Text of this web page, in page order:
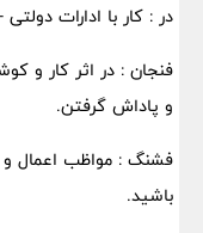
در : کار با ادارات دولتی
فنجان : در اثر کار و
و پاداش گرفتن.
فشنگ : مواظب اعمال و
باشید.